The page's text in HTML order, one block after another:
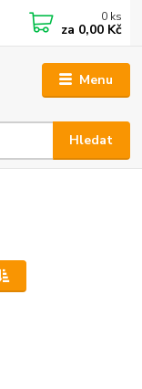
Menu
Hledat
0 ks
za 0,00 Kč